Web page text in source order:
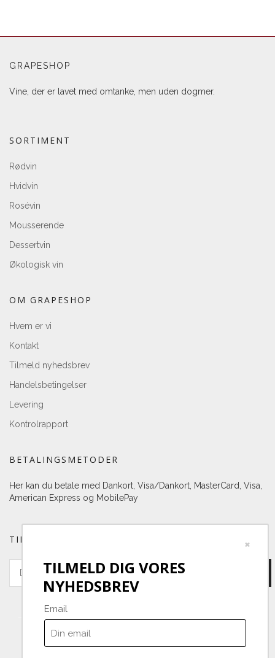
×
TILMELD DIG VORES
NYHEDSBREV
Email
GRAPESHOP
Vine, der er lavet med omtanke, men uden dogmer.
SORTIMENT
Rødvin
Hvidvin
Rosévin
Mousserende
Dessertvin
Økologisk vin
OM GRAPESHOP
Hvem er vi
Kontakt
Tilmeld nyhedsbrev
Handelsbetingelser
Levering
Kontrolrapport
BETALINGSMETODER
Her kan du betale med Dankort, Visa/Dankort, MasterCard, Visa,
American Express og MobilePay
TILMELD DIG VORES NYHEDSBREV
Grapeshop - - - Danmark Telefonnr.:20301582